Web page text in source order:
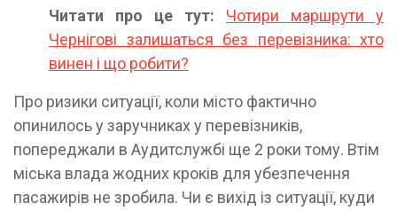
Читати про це тут:
Чотири маршрути у
Чернігові залишаться без перевізника: хто
винен і що робити?
Про ризики ситуації, коли місто фактично
опинилось у заручниках у перевізників,
попереджали в Аудитслужбі ще 2 роки тому. Втім
міська влада жодних кроків для убезпечення
пасажирів не зробила. Чи є вихід із ситуації, куди